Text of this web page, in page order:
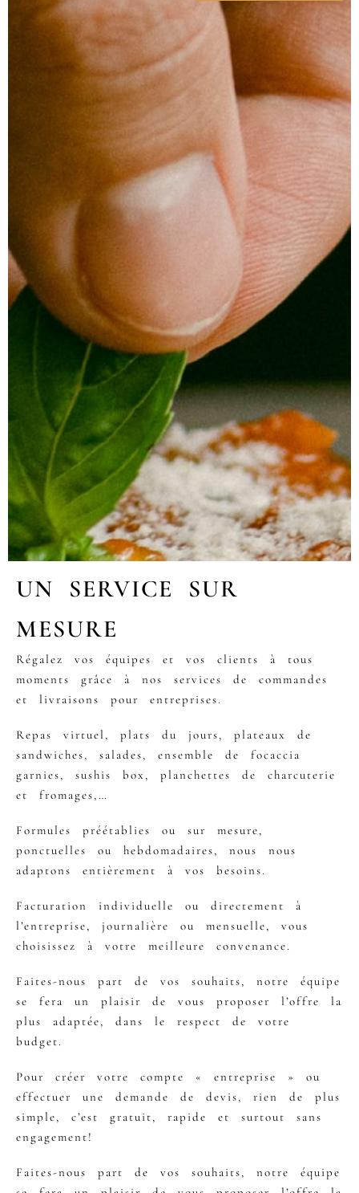
UN SERVICE SUR
MESURE
Régalez vos équipes et vos clients à tous
moments grâce à nos services de commandes
et livraisons pour entreprises.
Repas virtuel, plats du jours, plateaux de
sandwiches, salades, ensemble de focaccia
garnies, sushis box, planchettes de charcuterie
et fromages,…
Formules préétablies ou sur mesure,
ponctuelles ou hebdomadaires, nous nous
adaptons entièrement à vos besoins.
Facturation individuelle ou directement à
l’entreprise, journalière ou mensuelle, vous
choisissez à votre meilleure convenance.
Faites-nous part de vos souhaits, notre équipe
se fera un plaisir de vous proposer l’offre la
plus adaptée, dans le respect de votre
budget.
Pour créer votre compte « entreprise » ou
effectuer une demande de devis, rien de plus
simple, c’est gratuit, rapide et surtout sans
engagement!
Faites-nous part de vos souhaits, notre équipe